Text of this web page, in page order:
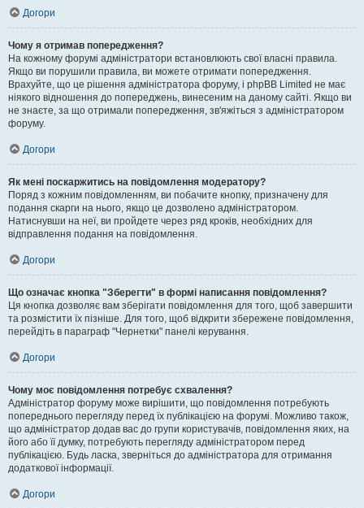
Догори
Чому я отримав попередження?
На кожному форумі адміністратори встановлюють свої власні правила.
Якщо ви порушили правила, ви можете отримати попередження.
Врахуйте, що це рішення адміністратора форуму, і phpBB Limited не має
ніякого відношення до попереджень, винесеним на даному сайті. Якщо ви
не знаєте, за що отримали попередження, зв'яжіться з адміністратором
форуму.
Догори
Як мені поскаржитись на повідомлення модератору?
Поряд з кожним повідомленням, ви побачите кнопку, призначену для
подання скарги на нього, якщо це дозволено адміністратором.
Натиснувши на неї, ви пройдете через ряд кроків, необхідних для
відправлення подання на повідомлення.
Догори
Що означає кнопка "Зберегти" в формі написання повідомлення?
Ця кнопка дозволяє вам зберігати повідомлення для того, щоб завершити
та розмістити їх пізніше. Для того, щоб відкрити збережене повідомлення,
перейдіть в параграф "Чернетки" панелі керування.
Догори
Чому моє повідомлення потребує схвалення?
Адміністратор форуму може вирішити, що повідомлення потребують
попереднього перегляду перед їх публікацією на форумі. Можливо також,
що адміністратор додав вас до групи користувачів, повідомлення яких, на
його або її думку, потребують перегляду адміністратором перед
публікацією. Будь ласка, зверніться до адміністратора для отримання
додаткової інформації.
Догори